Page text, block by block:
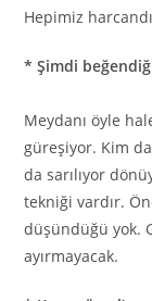
Hepimiz
* Şimdi
Meydanı öyle
güreşiyor. Kim
da sarılıyor
tekniği vardır.
düşündüğü yok.
ayırmayacak.